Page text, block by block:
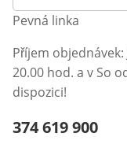
Pevná linka
Příjem objednávek:
20.00 hod. a v So
dispozici!
Telefonní číslo:
374 619 900